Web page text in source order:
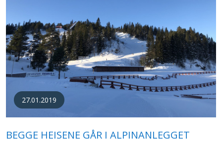
27.01.2019
BEGGE HEISENE GÅR I ALPINANLEGGET